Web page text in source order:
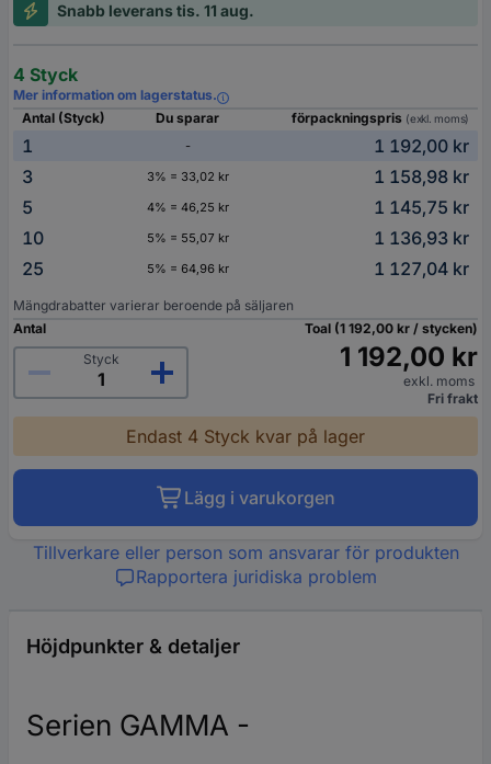
Snabb leverans tis. 11 aug.
4 Styck
Mer information om lagerstatus.
Antal (Styck)
Du sparar förpackningspris (exkl. moms)
1 -
1 192,00 kr
3
3% = 33,02 kr
1 158,98 kr
5
4% = 46,25 kr
1 145,75 kr
10
5% = 55,07 kr
1 136,93 kr
25
5% = 64,96 kr 1 127,04 kr
Mängdrabatter varierar beroende på säljaren
Antal
Styck
Toal (1 192,00 kr / stycken)
1 192,00 kr
exkl. moms
Fri frakt
Endast 4 Styck kvar på lager
Lägg i varukorgen
Tillverkare eller person som ansvarar för produkten
Rapportera juridiska problem
Höjdpunkter & detaljer
Serien GAMMA -